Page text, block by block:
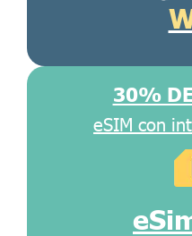
30%
eSIM con